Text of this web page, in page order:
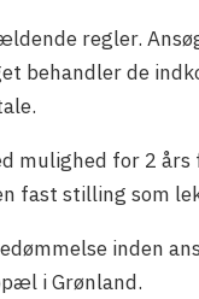
regler.
behandler de
mulighed for 2
fast stilling som
inden
i Grønland.